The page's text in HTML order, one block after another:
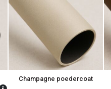
Champagne poedercoat